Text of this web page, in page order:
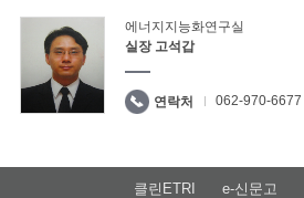
에너지지능화연구실
실장 고석갑
연락처 062-970-6677
클린ETRI e-신문고